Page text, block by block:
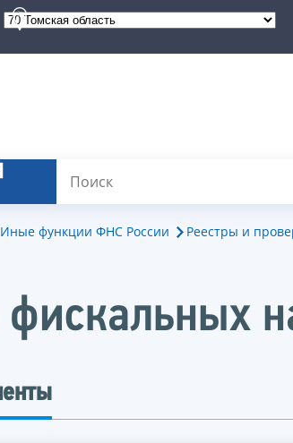
Иные функции ФНС России Реестры и
фискальных